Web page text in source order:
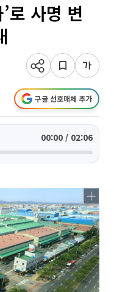
로 사명 변
구글 선호매체 추가
00:00 / 02:06